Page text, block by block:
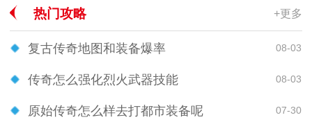
热门攻略 +更多
复古传奇地图和装备爆率 08-03
传奇怎么强化烈火武器技能 08-03
原始传奇怎么样去打都市装备呢 07-30